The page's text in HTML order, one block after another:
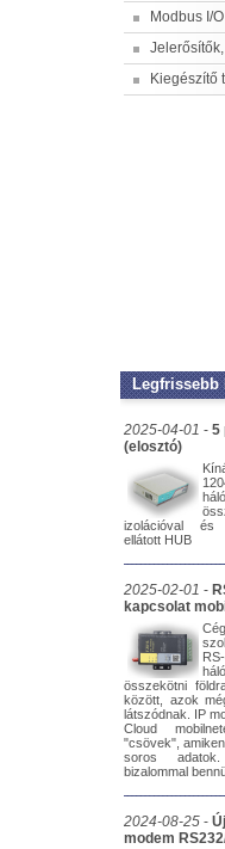
Modbus I/
Kiegészítő
Legfrissebb
2025-04-01 - 5
(elosztó)
izolációval és
ellátott HUB
2025-02-01 -
kapcsolat
összekötni
között, azok
látszódnak. IP
Cloud
"csövek",
soros
bizalommal
2024-08-25 -
modem